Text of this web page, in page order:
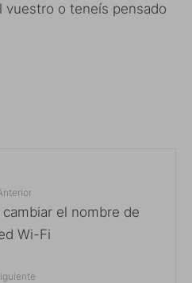
vuestro o teneís pensado
el nombre de
Wi-Fi